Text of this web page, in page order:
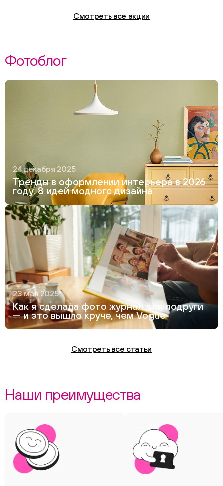
Смотреть все акции
Фотоблог
24 декабря 2025
Тренды в оформлении интерьера в 2026
году. 8 идей модного дизайна
23 мая 2025
Как я сделала фото журнал для подруги
— и это вышло круче, чем Vogue
Смотреть все статьи
Наши преимущества